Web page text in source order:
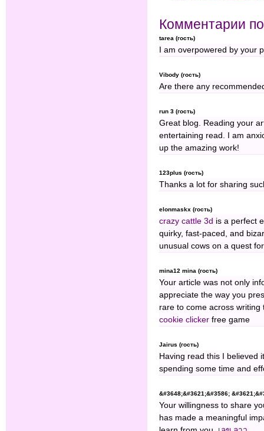
Комментарии
tarea (гость)
I am overpowered by your
Vibody (гость)
Are there any
run 3 (гость)
Great blog. Reading your
entertaining read. I am
up the amazing work!
123plus (гость)
Thanks a lot for sharing
elonmaskx (гость)
crazy cattle 3d is a perfect
quirky, fast-paced, and
unusual cows on a quest
mina12 mina (гость)
Your article was not only
appreciate the way you
rare to come across
cookie clicker free game
Jairus (гость)
Having read this I believed
spending some time and
&#3648;&#3621;&#3586;
Your willingness to share
has made a meaningful